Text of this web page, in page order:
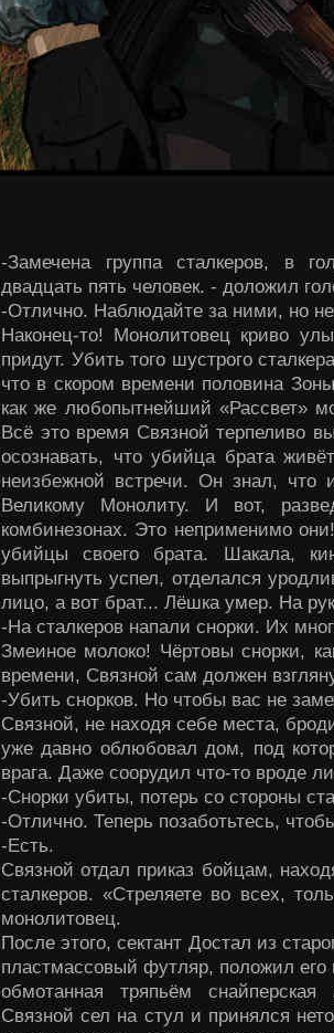
-Замечена группа сталкеров, в
двадцать пять человек. - доложил
-Отлично. Наблюдайте за ними, но не
Наконец-то! Монолитовец криво
придут. Убить того шустрого
что в скором времени половина
как же любопытнейший «Рассвет»
Всё это время Связной терпеливо
осознавать, что убийца брата
неизбежной встречи. Он знал, что
Великому Монолиту. И вот,
комбинезонах. Это неприменимо
убийцы своего брата. Шакала,
выпрыгнуть успел, отделался
лицо, а вот брат... Лёшка умер. На
-На сталкеров напали снорки. Их
Змеиное молоко! Чёртовы снорки,
времени, Связной сам должен
-Убить снорков. Но чтобы вас не
Связной, не находя себе места,
уже давно облюбовал дом, под
врага. Даже соорудил что-то вроде
-Снорки убиты, потерь со стороны
-Отлично. Теперь позаботьтесь,
-Есть.
Связной отдал приказ бойцам,
сталкеров. «Стреляете во всех,
монолитовец.
После этого, сектант Достал из
пластмассовый футляр, положил
обмотанная тряпьём
Связной сел на стул и принялся